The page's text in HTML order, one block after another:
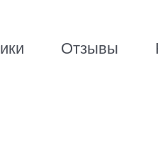
Отзывы